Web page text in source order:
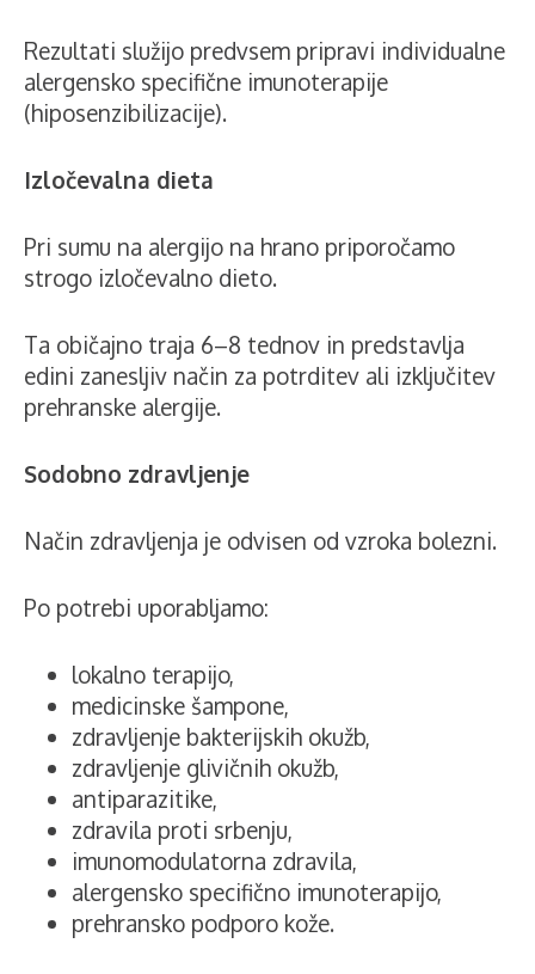
Rezultati služijo predvsem pripravi individualne
alergensko specifične imunoterapije
(hiposenzibilizacije).
Izločevalna dieta
Pri sumu na alergijo na hrano priporočamo
strogo izločevalno dieto.
Ta običajno traja 6–8 tednov in predstavlja
edini zanesljiv način za potrditev ali izključitev
prehranske alergije.
Sodobno zdravljenje
Način zdravljenja je odvisen od vzroka bolezni.
Po potrebi uporabljamo:
lokalno terapijo,
medicinske šampone,
zdravljenje bakterijskih okužb,
zdravljenje glivičnih okužb,
antiparazitike,
zdravila proti srbenju,
imunomodulatorna zdravila,
alergensko specifično imunoterapijo,
prehransko podporo kože.